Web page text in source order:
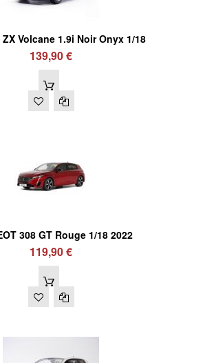
ZX Volcane 1.9i Noir Onyx 1/18
139,90 €
308 GT Rouge 1/18 2022
119,90 €